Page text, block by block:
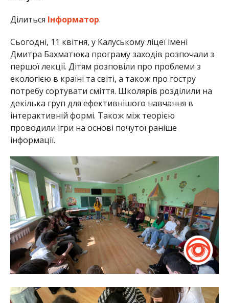
Ділиться Інформатор.
Сьогодні, 11 квітня, у Калуському ліцеї імені
Дмитра Бахматюка програму заходів розпочали з
першої лекції. Дітям розповіли про проблеми з
екологією в країні та світі, а також про гостру
потребу сортувати сміття. Школярів розділили на
декілька груп для ефективнішого навчання в
інтерактивній формі. Також між теорією
проводили ігри на основі почутої раніше
інформації.